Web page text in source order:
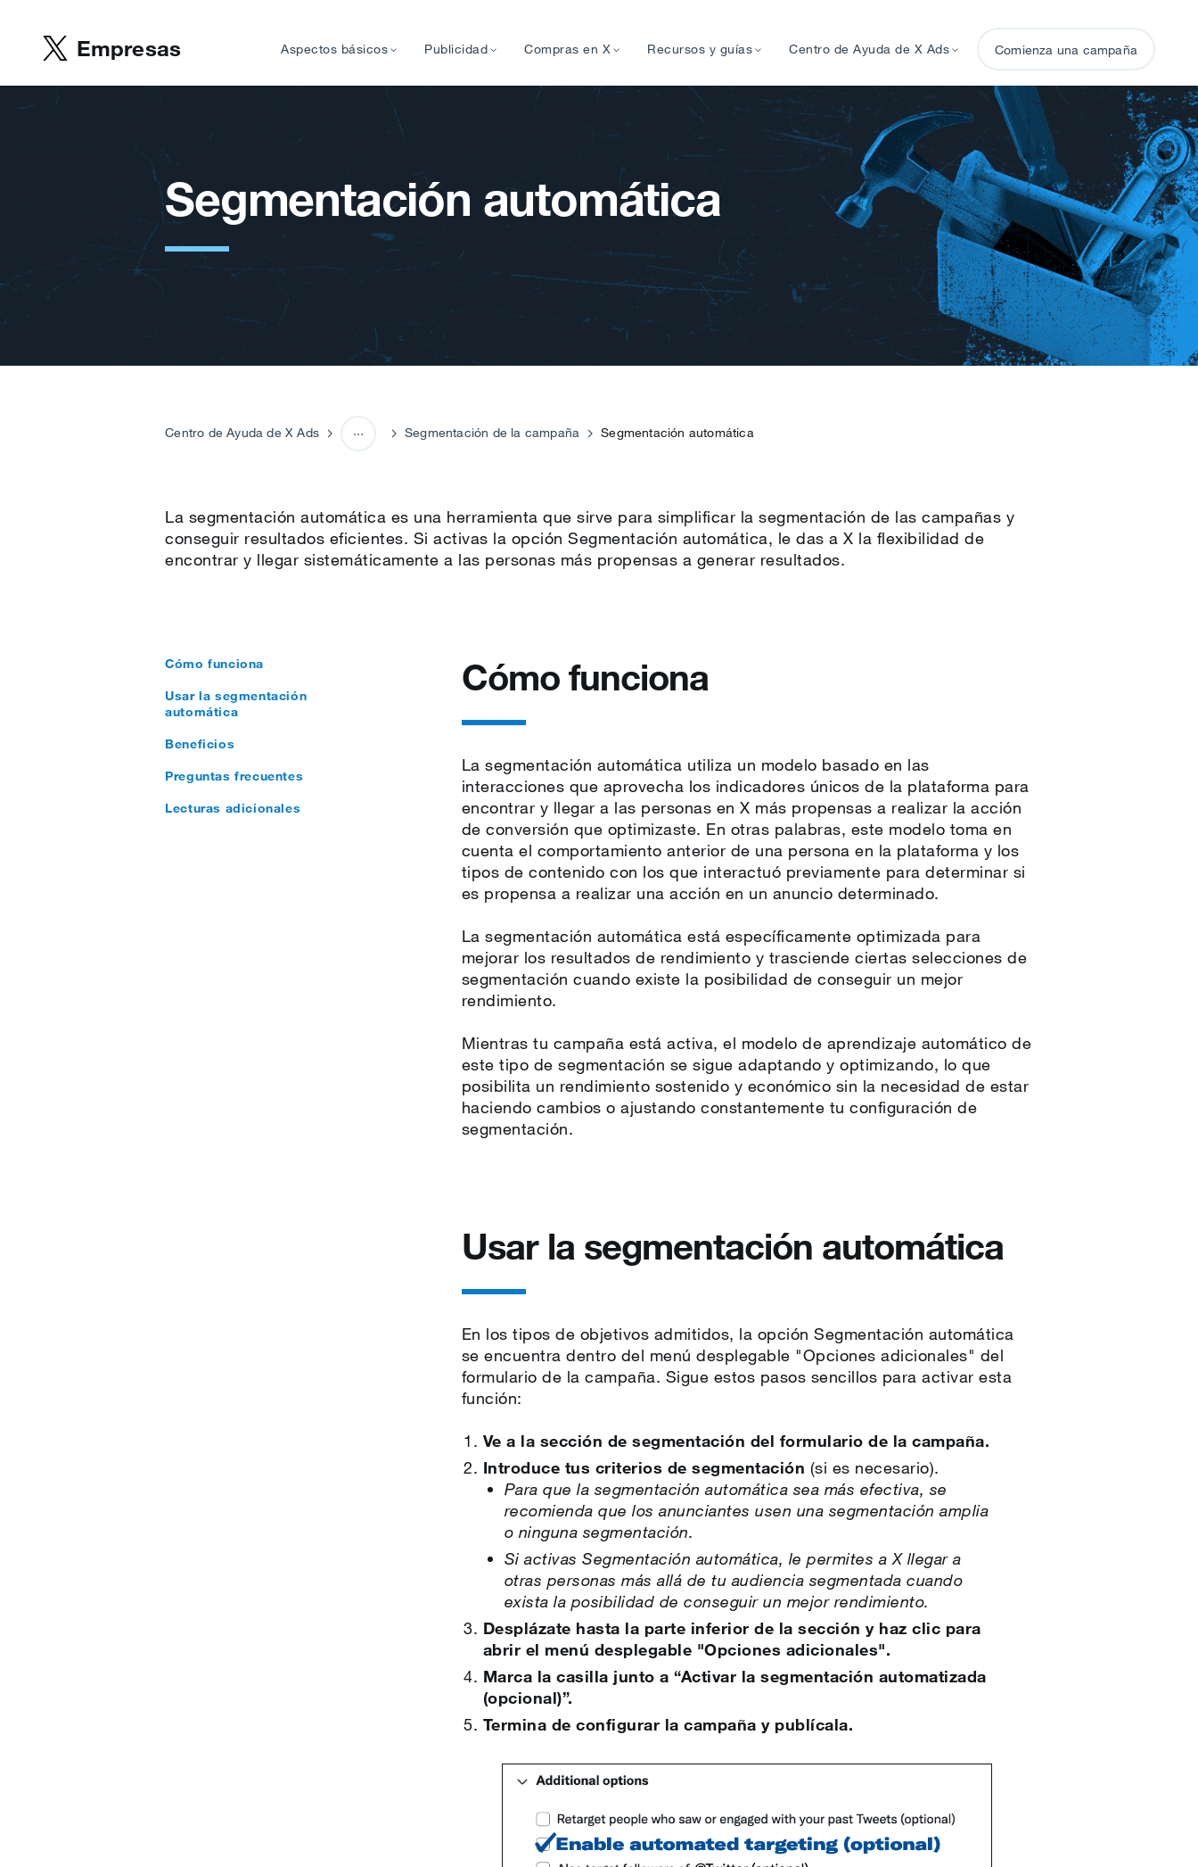
Empresas Aspectos básicos Publicidad Compras en X Recursos y guías Centro de Ayuda de X Ads Comienza una campaña
Segmentación automática
Centro de Ayuda de X Ads Segmentación de la campaña Segmentación automática
La segmentación automática es una herramienta que sirve para simplificar la segmentación de las campañas y
conseguir resultados eficientes. Si activas la opción Segmentación automática, le das a X la flexibilidad de
encontrar y llegar sistemáticamente a las personas más propensas a generar resultados.
Cómo funciona
Usar la segmentación
automática
Beneficios
Preguntas frecuentes
Lecturas adicionales
Cómo funciona
La segmentación automática utiliza un modelo basado en las
interacciones que aprovecha los indicadores únicos de la plataforma para
encontrar y llegar a las personas en X más propensas a realizar la acción
de conversión que optimizaste. En otras palabras, este modelo toma en
cuenta el comportamiento anterior de una persona en la plataforma y los
tipos de contenido con los que interactuó previamente para determinar si
es propensa a realizar una acción en un anuncio determinado.
La segmentación automática está específicamente optimizada para
mejorar los resultados de rendimiento y trasciende ciertas selecciones de
segmentación cuando existe la posibilidad de conseguir un mejor
rendimiento.
Mientras tu campaña está activa, el modelo de aprendizaje automático de
este tipo de segmentación se sigue adaptando y optimizando, lo que
posibilita un rendimiento sostenido y económico sin la necesidad de estar
haciendo cambios o ajustando constantemente tu configuración de
segmentación.
Usar la segmentación automática
En los tipos de objetivos admitidos, la opción Segmentación automática
se encuentra dentro del menú desplegable "Opciones adicionales" del
formulario de la campaña. Sigue estos pasos sencillos para activar esta
función:
Ve a la sección de segmentación del formulario de la campaña.
Introduce tus criterios de segmentación (si es necesario).
Para que la segmentación automática sea más efectiva, se
recomienda que los anunciantes usen una segmentación amplia
o ninguna segmentación.
Si activas Segmentación automática, le permites a X llegar a
otras personas más allá de tu audiencia segmentada cuando
exista la posibilidad de conseguir un mejor rendimiento.
Desplázate hasta la parte inferior de la sección y haz clic para
abrir el menú desplegable "Opciones adicionales".
Marca la casilla junto a “Activar la segmentación automatizada
(opcional)”.
Termina de configurar la campaña y publícala.